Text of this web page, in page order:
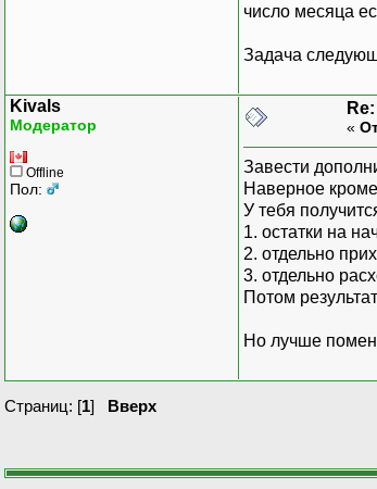
число месяца
Задача
Kivals
Модератор
Offline
Пол:
«
Завести
Наверное
У тебя
1. остатки на
2. отдельно
3. отдельно
Потом
Но лучше
Страниц: [1] Вверх